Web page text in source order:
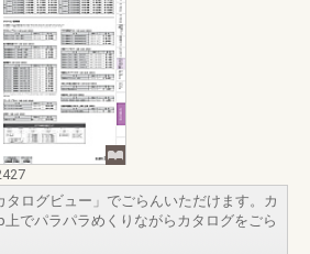
タログビュー」でごらんいただけます。カ
でパラパラめくりながらカタログをごら